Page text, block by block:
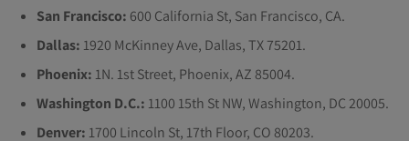
San Francisco: 600 California St, San Francisco, CA.
Dallas: 1920 McKinney Ave, Dallas, TX 75201.
Phoenix: 1N. 1st Street, Phoenix, AZ 85004.
Washington D.C.: 1100 15th St NW, Washington, DC 20005.
Denver: 1700 Lincoln St, 17th Floor, CO 80203.